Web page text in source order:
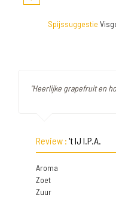
Spijssuggestie
"Heerlijke grapefruit en
Review : 't IJ I.P.A.
Aroma
Zoet
Zuur